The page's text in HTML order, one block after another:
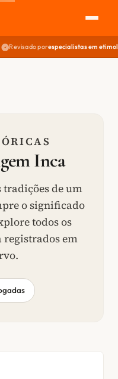
Revisado porespecialistas em
Inca
de um
o significado
todos os
registrados em